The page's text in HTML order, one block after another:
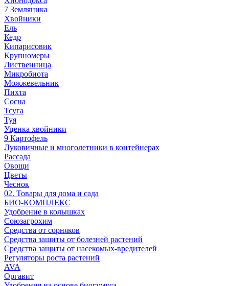
7 Земляника
Хвойники
Ель
Кедр
Кипарисовик
Крупномеры
Лиственница
Микробиота
Можжевельник
Пихта
Сосна
Тсуга
Туя
Уценка хвойники
9 Картофель
Луковичные и многолетники в контейнерах
Рассада
Овощи
Цветы
Чеснок
02. Товары для дома и сада
БИО-КОМПЛЕКС
Удобрение в колышках
Союзагрохим
Средства от сорняков
Средства защиты от болезней растений
Средства защиты от насекомых-вредителей
Регуляторы роста растений
AVA
Оргавит